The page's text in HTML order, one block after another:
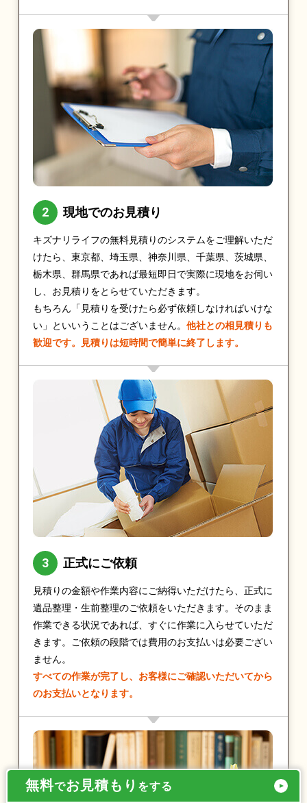
現地でのお見積り
キズナリライフの無料見積りのシステムをご理解いただ
けたら、東京都、埼玉県、神奈川県、千葉県、茨城県、
栃木県、群馬県であれば最短即日で実際に現地をお伺い
し、お見積りをとらせていただきます。
もちろん「見積りを受けたら必ず依頼しなければいけな
い」といいうことはございません。 他社との相見積りも
歓迎です。見積りは短時間で簡単に終了します。
正式にご依頼
見積りの金額や作業内容にご納得いただけたら、正式に
遺品整理・生前整理のご依頼をいただきます。そのまま
作業できる状況であれば、すぐに作業に入らせていただ
きます。ご依頼の段階では費用のお支払いは必要ござい
ません。
すべての作業が完了し、お客様にご確認いただいてから
のお支払いとなります。
無料でお見積もり をする